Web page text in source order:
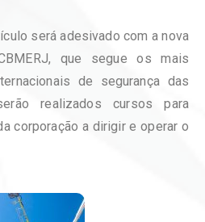
será adesivado com a nova
que segue os mais
de segurança das
realizados cursos para
corporação a dirigir e operar o